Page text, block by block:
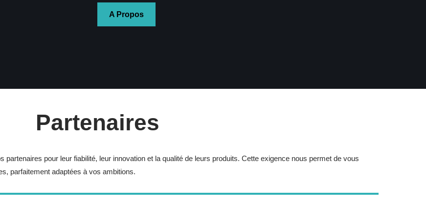
A Propos
Partenaires
pour leur fiabilité, leur innovation et la qualité de leurs produits. Cette exigence nous permet de vous
parfaitement adaptées à vos ambitions.